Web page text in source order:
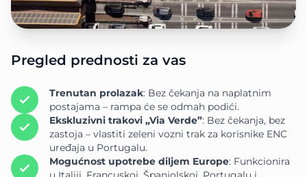
Pregled prednosti za vas
Trenutan prolazak: Bez čekanja na naplatnim
postajama – rampa će se odmah podići.
Ekskluzivni trakovi „Via Verde”: Bez čekanja, bez
zastoja – vlastiti zeleni vozni trak za korisnike ENC
uređaja u Portugalu.
Mogućnost upotrebe diljem Europe: Funkcionira